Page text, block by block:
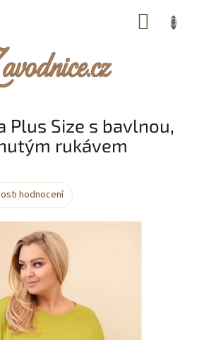
Plus Size s bavlnou,
rukávem
hodnocení